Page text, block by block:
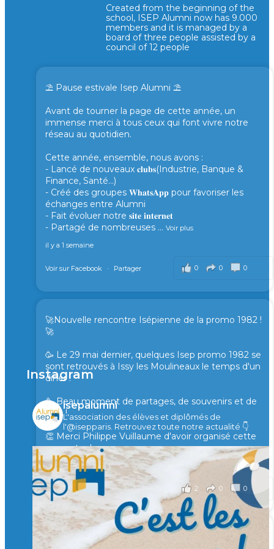
Created from the beginning of the
school, ISEP Alumni now has 9.000
members and it is managed by a
board of three people assisted by a
council of 12 people
⛱️ Pause estivale Isep Alumni ⛱️
Avant de tourner la page de cette année, un
immense merci à tous ceux qui font vivre notre
réseau au quotidien.
Cette année, ensemble, nous avons :
- Lancé de nouveaux 𝐜𝐥𝐮𝐛𝐬(Industrie, Banque &
Finance, Santé...)
- Créé des groupes 𝐖𝐡𝐚𝐭𝐬𝐀𝐩𝐩 pour favoriser les
échanges entre Alumni
- Fait évoluer notre 𝐬𝐢𝐭𝐞 𝐢𝐧𝐭𝐞𝐫𝐧𝐞𝐭
- Partagé de nombreuses ... Voir plus
il y a 1 semaine
0 0 0
Voir sur Facebook · Partager
🚀Nouvelle rencontre Isépienne de la promo 1982 !
🚀
🥳 Le 29 mai dernier, quelques Isep promo 1982 se
sont retrouvés à Issy les Moulineaux le temps d'un
diner !
🥳 Beau moment de partages, de souvenirs et de
rires !
👏 Merci Philippe Vuillaume d'avoir organisé cette
rencontre !
il y a 2 mois
2 0 0
Voir sur Facebook · Partager
🙏 Soutenez l’Isep via la taxe d’apprentissage 2026
Instagram
isepalumni
L'association des élèves et diplômés de
l'@isepparis. Retrouvez toute notre actualité 👇